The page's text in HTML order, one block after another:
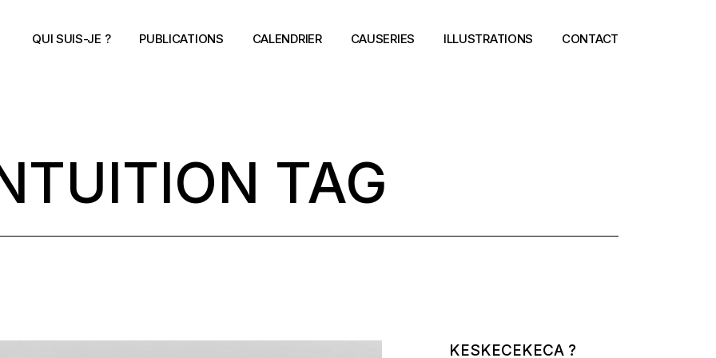
QUI SUIS-JE ? PUBLICATIONS CALENDRIER CAUSERIES ILLUSTRATIONS CONTACT
TAG
KESKECEKECA ?